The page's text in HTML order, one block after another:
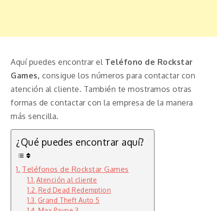
Aquí puedes encontrar el Teléfono de Rockstar
Games, consigue los números para contactar con
atención al cliente. También te mostramos otras
formas de contactar con la empresa de la manera
más sencilla.
¿Qué puedes encontrar aquí?
Teléfonos de Rockstar Games
Atención al cliente
Red Dead Redemption
Grand Theft Auto 5